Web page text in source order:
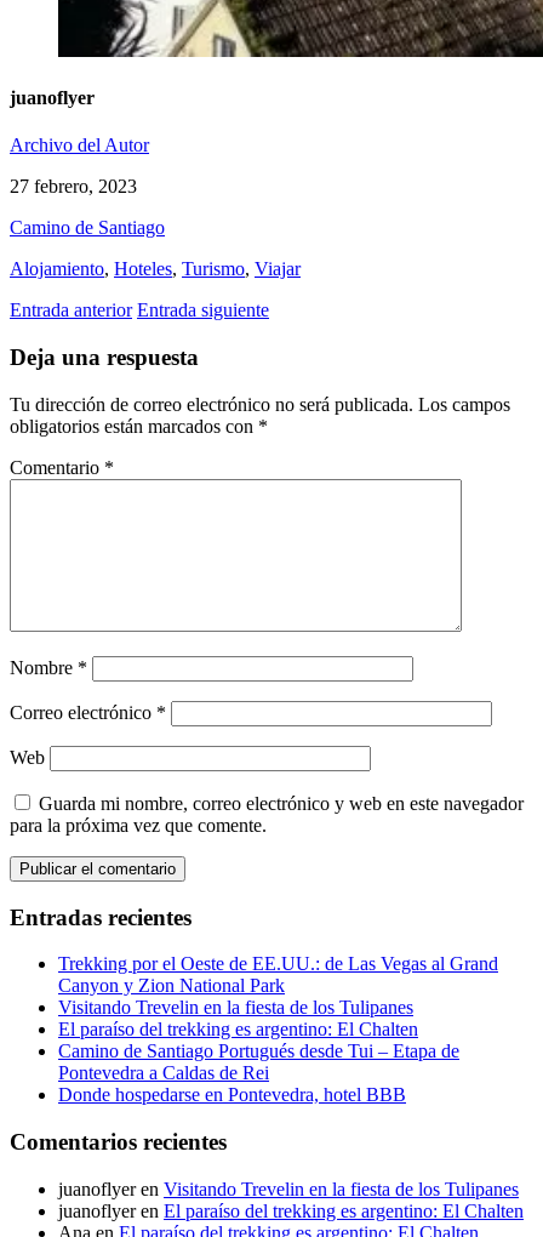
juanoflyer
Archivo del Autor
27 febrero, 2023
Camino de Santiago
Alojamiento, Hoteles, Turismo, Viajar
Entrada anterior Entrada siguiente
Deja una respuesta
Tu dirección de correo electrónico no será publicada. Los campos
obligatorios están marcados con *
Comentario *
Nombre *
Correo electrónico *
Web
Guarda mi nombre, correo electrónico y web en este navegador
para la próxima vez que comente.
Entradas recientes
Trekking por el Oeste de EE.UU.: de Las Vegas al Grand
Canyon y Zion National Park
Visitando Trevelin en la fiesta de los Tulipanes
El paraíso del trekking es argentino: El Chalten
Camino de Santiago Portugués desde Tui – Etapa de
Pontevedra a Caldas de Rei
Donde hospedarse en Pontevedra, hotel BBB
Comentarios recientes
juanoflyeren Visitando Trevelin en la fiesta de los Tulipanes
juanoflyeren El paraíso del trekking es argentino: El Chalten
Ana en El paraíso del trekking es argentino: El Chalten